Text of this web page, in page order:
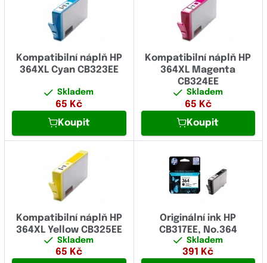
Kompatibilní náplň HP
364XL Cyan CB323EE
Skladem
65 Kč
Koupit
Kompatibilní náplň HP
364XL Magenta
CB324EE
Skladem
65 Kč
Koupit
Kompatibilní náplň HP
364XL Yellow CB325EE
Skladem
65 Kč
Originální ink HP
CB317EE, No.364
Skladem
391 Kč